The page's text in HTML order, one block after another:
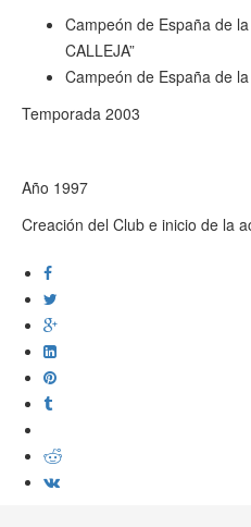
Campeón de España de
CALLEJA”
Campeón de España de
Temporada 2003
Año 1997
Creación del Club e inicio de la